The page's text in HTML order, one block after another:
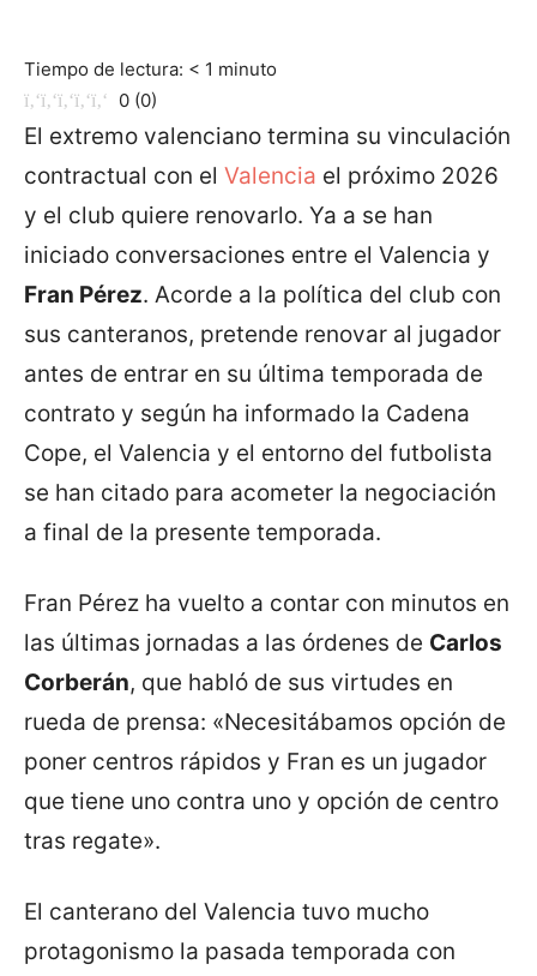
Tiempo de lectura: < 1 minuto
0 (0)
El extremo valenciano termina su vinculación
contractual con el Valencia el próximo 2026
y el club quiere renovarlo. Ya a se han
iniciado conversaciones entre el Valencia y
Fran Pérez. Acorde a la política del club con
sus canteranos, pretende renovar al jugador
antes de entrar en su última temporada de
contrato y según ha informado la Cadena
Cope, el Valencia y el entorno del futbolista
se han citado para acometer la negociación
a final de la presente temporada.
Fran Pérez ha vuelto a contar con minutos en
las últimas jornadas a las órdenes de Carlos
Corberán, que habló de sus virtudes en
rueda de prensa: «Necesitábamos opción de
poner centros rápidos y Fran es un jugador
que tiene uno contra uno y opción de centro
tras regate».
El canterano del Valencia tuvo mucho
protagonismo la pasada temporada con